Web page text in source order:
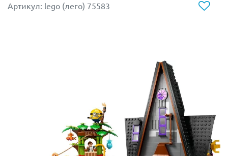
- башню замка Хогвартс с детально проработанными
-кабинет профессора Макгонагалл с её личными
-комнату для инвентаря квиддича, где хранятся метлы
и спортивный инвентарь
-трофейную комнату с двумя коллекционными
Артикул: lego (лего) 75583